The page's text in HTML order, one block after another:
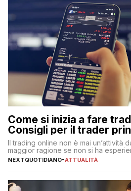
Come si inizia a fare
Consigli per il trader
Il trading online non è mai un’attività
maggior ragione se non si ha
NEXTQUOTIDIANO-ATTUALITÀ